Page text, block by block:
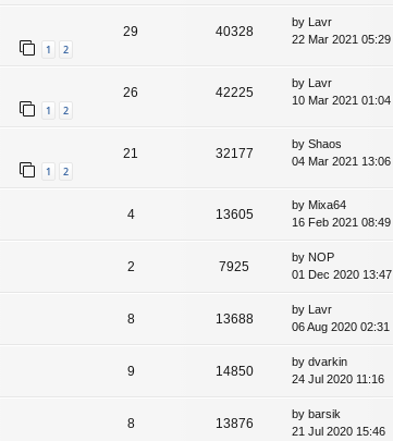
1 2
29 40328
by Lavr
22 Mar 2021 05:29
1 2
26 42225
by Lavr
10 Mar 2021 01:04
1 2
21 32177
by Shaos
04 Mar 2021 13:06
4 13605
by Mixa64
16 Feb 2021 08:49
2 7925
by NOP
01 Dec 2020 13:47
8 13688
by Lavr
06 Aug 2020 02:31
9 14850
by dvarkin
24 Jul 2020 11:16
8 13876
by barsik
21 Jul 2020 15:46